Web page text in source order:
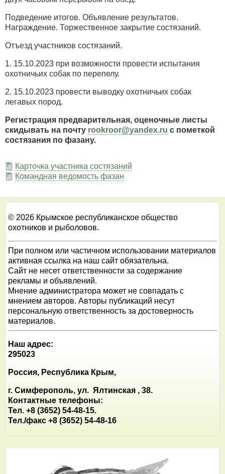
Подведение итогов. Объявление результатов.
Награждение. Торжественное закрытие состязаний.
Отъезд участников состязаний.
1. 15.10.2023 при возможности провести испытания
охотничьих собак по перепелу.
2. 15.10.2023 провести выводку охотничьих собак
легавых пород.
Регистрация предварительная, оценочные листы
скидывать на почту rookroor@yandex.ru c пометкой
состязания по фазану.
Карточка участника состязаний
Командная ведомость фазан
© 2026 Крымское республиканское общество
охотников и рыболовов.
При полном или частичном использовании материалов
активная ссылка на наш сайт обязательна.
Сайт не несет ответственности за содержание
рекламы и объявлений.
Мнение администратора может не совпадать с
мнением авторов. Авторы публикаций несут
персональную ответственность за достоверность
материалов.
Наш адрес:
295023
Россия, Республика Крым,
г. Симферополь, ул. Ялтинская , 38.
Контактные телефоны:
Тел. +8 (3652) 54-48-15.
Тел./факс +8 (3652) 54-48-16